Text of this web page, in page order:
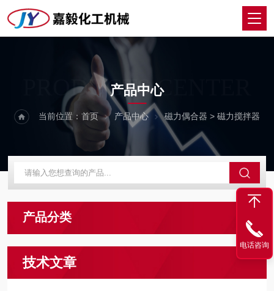
PRODUCTS CENTER
产品中心
当前位置： 首页 产品中心 磁力偶合器 > 磁力搅拌器
产品分类
技术文章
电话咨询